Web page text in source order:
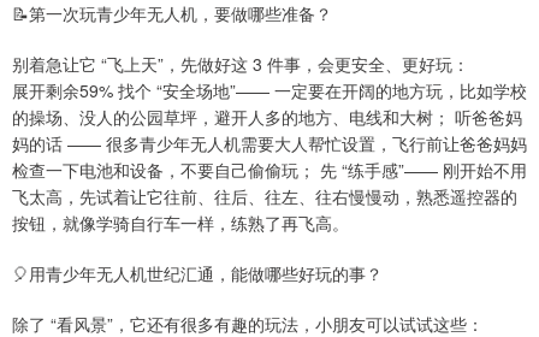
📝第一次玩青少年无人机，要做哪些准备？
别着急让它 “飞上天”，先做好这 3 件事，会更安全、更好玩：
展开剩余59% 找个 “安全场地”—— 一定要在开阔的地方玩，比如学校
的操场、没人的公园草坪，避开人多的地方、电线和大树； 听爸爸妈
妈的话 —— 很多青少年无人机需要大人帮忙设置，飞行前让爸爸妈妈
检查一下电池和设备，不要自己偷偷玩； 先 “练手感”—— 刚开始不用
飞太高，先试着让它往前、往后、往左、往右慢慢动，熟悉遥控器的
按钮，就像学骑自行车一样，练熟了再飞高。
🎈用青少年无人机世纪汇通，能做哪些好玩的事？
除了 “看风景”，它还有很多有趣的玩法，小朋友可以试试这些：